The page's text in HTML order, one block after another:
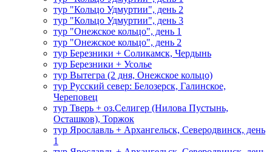
тур "Кольцо Удмуртии", день 2
тур "Кольцо Удмуртии", день 3
тур "Онежское кольцо", день 1
тур "Онежское кольцо", день 2
тур Березники + Соликамск, Чердынь
тур Березники + Усолье
тур Вытегра (2 дня, Онежское кольцо)
тур Русский север: Белозерск, Галинское,
Череповец
тур Тверь + оз.Селигер (Нилова Пустынь,
Осташков), Торжок
тур Ярославль + Архангельск, Северодвинск, день
1